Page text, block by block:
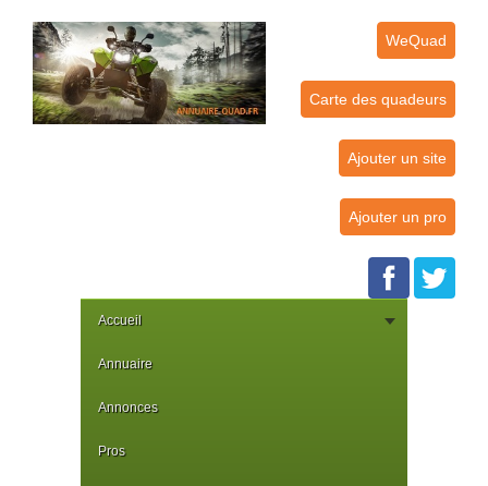
WeQuad
Carte des quadeurs
Ajouter un site
Ajouter un pro
Accueil
Annuaire
Annonces
Pros